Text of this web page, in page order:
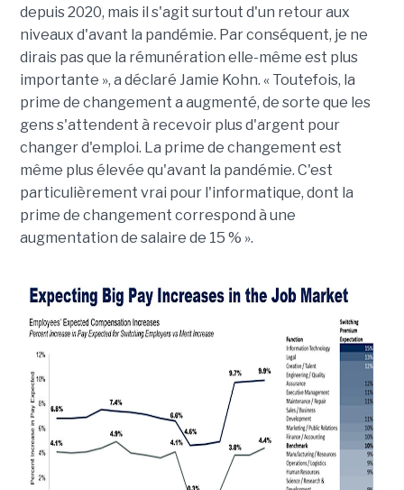
depuis 2020, mais il s'agit surtout d'un retour aux
niveaux d'avant la pandémie. Par conséquent, je ne
dirais pas que la rémunération elle-même est plus
importante », a déclaré Jamie Kohn. « Toutefois, la
prime de changement a augmenté, de sorte que les
gens s'attendent à recevoir plus d'argent pour
changer d'emploi. La prime de changement est
même plus élevée qu'avant la pandémie. C'est
particulièrement vrai pour l'informatique, dont la
prime de changement correspond à une
augmentation de salaire de 15 % ».